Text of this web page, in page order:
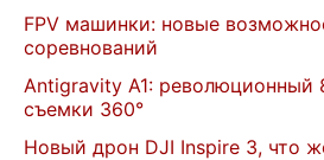
FPV машинки: новые
соревнований
Antigravity A1: революционный
съемки 360°
Новый дрон DJI Inspire 3, что